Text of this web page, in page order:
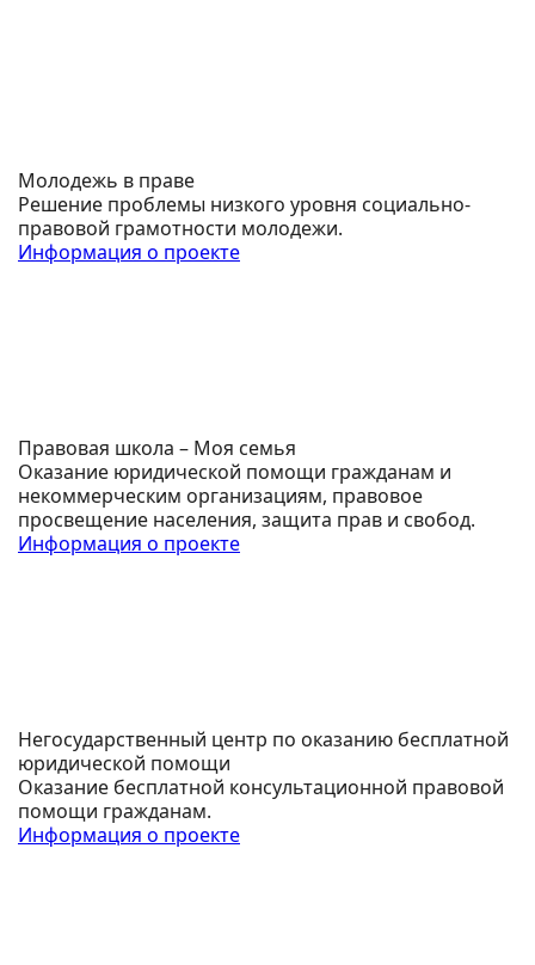
Молодежь в праве
Решение проблемы низкого уровня социально-
правовой грамотности молодежи.
Информация о проекте
Правовая школа – Моя семья
Оказание юридической помощи гражданам и
некоммерческим организациям, правовое
просвещение населения, защита прав и свобод.
Информация о проекте
Негосударственный центр по оказанию бесплатной
юридической помощи
Оказание бесплатной консультационной правовой
помощи гражданам.
Информация о проекте